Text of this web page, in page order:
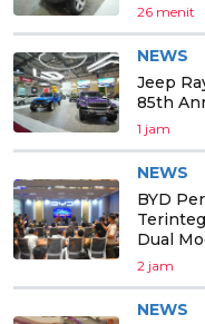
26 menit
NEWS
Jeep
85th
1 jam
NEWS
BYD
Dual
2 jam
NEWS